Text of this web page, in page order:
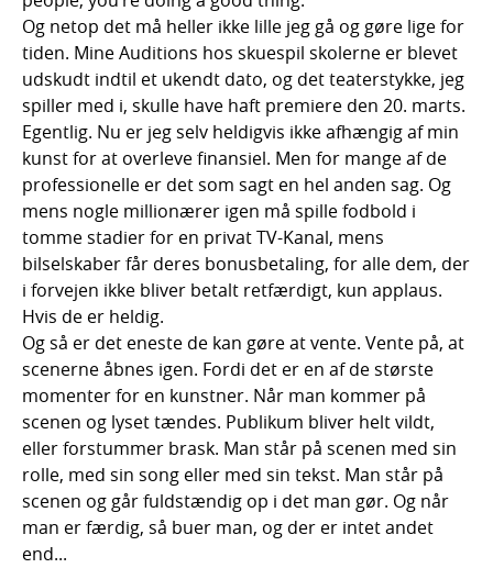
Og netop det må heller ikke lille jeg gå og gøre lige for
tiden. Mine Auditions hos skuespil skolerne er blevet
udskudt indtil et ukendt dato, og det teaterstykke, jeg
spiller med i, skulle have haft premiere den 20. marts.
Egentlig. Nu er jeg selv heldigvis ikke afhængig af min
kunst for at overleve finansiel. Men for mange af de
professionelle er det som sagt en hel anden sag. Og
mens nogle millionærer igen må spille fodbold i
tomme stadier for en privat TV-Kanal, mens
bilselskaber får deres bonusbetaling, for alle dem, der
i forvejen ikke bliver betalt retfærdigt, kun applaus.
Hvis de er heldig.
Og så er det eneste de kan gøre at vente. Vente på, at
scenerne åbnes igen. Fordi det er en af de største
momenter for en kunstner. Når man kommer på
scenen og lyset tændes. Publikum bliver helt vildt,
eller forstummer brask. Man står på scenen med sin
rolle, med sin song eller med sin tekst. Man står på
scenen og går fuldstændig op i det man gør. Og når
man er færdig, så buer man, og der er intet andet
end...